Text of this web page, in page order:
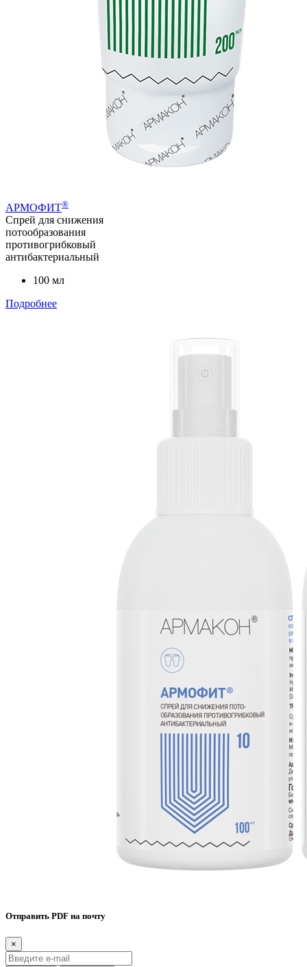
АРМОФИТ®
Спрей для снижения
потообразования
противогрибковый
антибактериальный
100 мл
Подробнее
Отправить PDF на почту
×